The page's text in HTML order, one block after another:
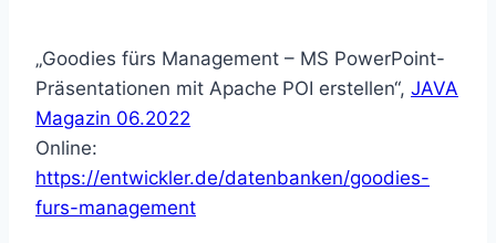
„Goodies fürs Management – MS PowerPoint-
Präsentationen mit Apache POI erstellen“, JAVA
Magazin 06.2022
Online:
https://entwickler.de/datenbanken/goodies-
furs-management